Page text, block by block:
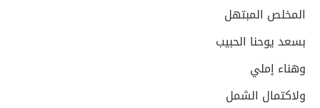
المخلص المبتهل
بسعد يوحنا الحبيب
وهناء إملي
ولاكتمال الشمل